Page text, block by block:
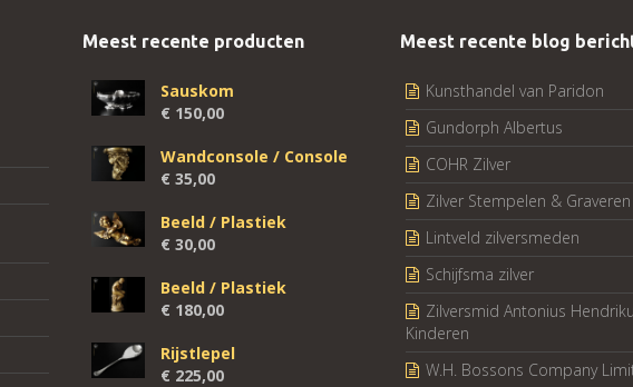
Meest recente producten
Sauskom
€ 150,00
Wandconsole / Console
€ 35,00
Beeld / Plastiek
€ 30,00
Beeld / Plastiek
€ 180,00
Rijstlepel
€ 225,00
Meest recente blog
Kunsthandel van Paridon
Gundorph Albertus
COHR Zilver
Zilver Stempelen & Graveren
Lintveld zilversmeden
Schijfsma zilver
Zilversmid Antonius
Kinderen
W.H. Bossons Company